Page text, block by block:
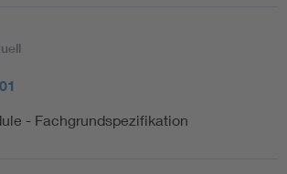
- Fachgrundspezifikation